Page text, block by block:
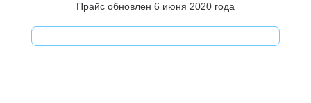
Прайс обновлен 6 июня 2020 года